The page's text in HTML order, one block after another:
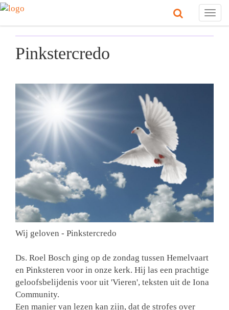
Pinkstercredo
Wij geloven - Pinkstercredo
Ds. Roel Bosch ging op de zondag tussen Hemelvaart
en Pinksteren voor in onze kerk. Hij las een prachtige
geloofsbelijdenis voor uit 'Vieren', teksten uit de Iona
Community.
Een manier van lezen kan zijn, dat de strofes over